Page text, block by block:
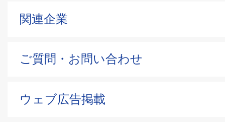
関連企業
ご質問・お問い合わせ
ウェブ広告掲載